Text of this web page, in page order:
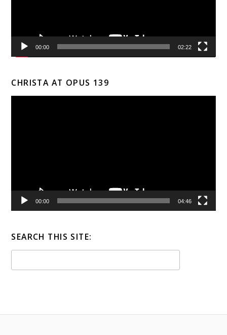
00:00 02:22
CHRISTA AT OPUS 139
00:00 04:46
SEARCH THIS SITE: